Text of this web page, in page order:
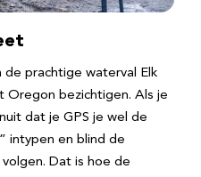
de prachtige waterval Elk
Oregon bezichtigen. Als je
dat je GPS je wel de
intypen en blind de
Dat is hoe de